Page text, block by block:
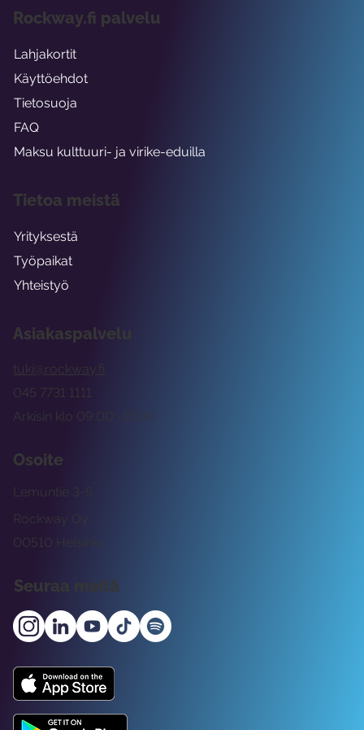
Asiakaspalvelu
tuki@rockway.fi
Arkisin klo 09:00 -15:00
045 7731 1111
Osoite
Rockway Oy
Lemuntie 3-5
00510 Helsinki
Seuraa meitä
Rockway.fi palvelu
Lahjakortit
Käyttöehdot
Tietosuoja
FAQ
Maksu kulttuuri- ja virike-eduilla
Tietoa meistä
Yrityksestä
Työpaikat
Yhteistyö